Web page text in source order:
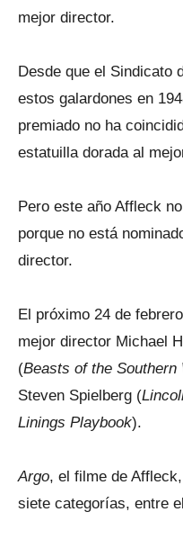
mejor director.
Desde que el Sindicato
estos galardones en
premiado no ha
estatuilla dorada al
Pero este año Affleck
porque no está
director.
El próximo 24 de
mejor director Michael
(Beasts of the Southern
Steven Spielberg (
Linings Playbook).
Argo, el filme de
siete categorías, entre